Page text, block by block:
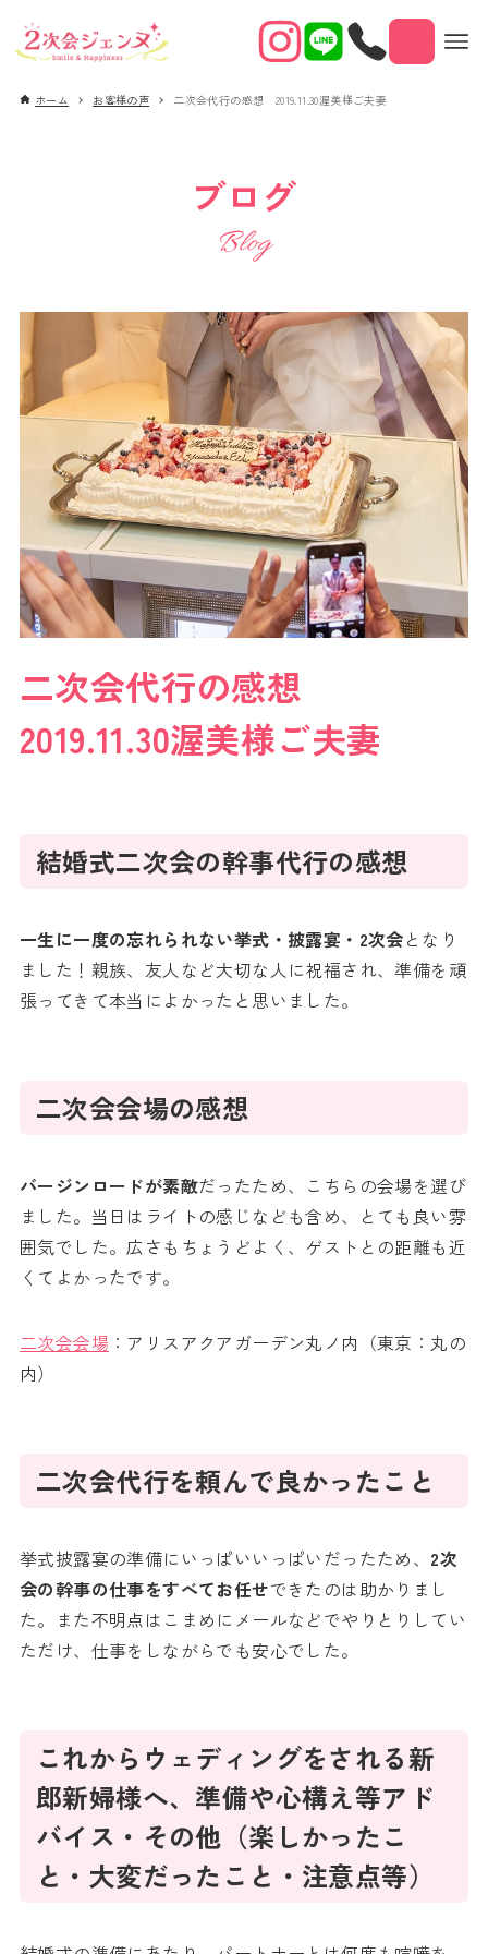
ホーム お客様の声 二次会代行の感想 2019.11.30渥美様ご夫妻
ブログ
Blog
二次会代行の感想
2019.11.30渥美様ご夫妻
結婚式二次会の幹事代行の感想
一生に一度の忘れられない挙式・披露宴・2次会となり
ました！親族、友人など大切な人に祝福され、準備を頑
張ってきて本当によかったと思いました。
二次会会場の感想
バージンロードが素敵だったため、こちらの会場を選び
ました。当日はライトの感じなども含め、とても良い雰
囲気でした。広さもちょうどよく、ゲストとの距離も近
くてよかったです。
二次会会場：アリスアクアガーデン丸ノ内（東京：丸の
内）
二次会代行を頼んで良かったこと
挙式披露宴の準備にいっぱいいっぱいだったため、 2次
会の幹事の仕事をすべてお任せできたのは助かりまし
た。また不明点はこまめにメールなどでやりとりしてい
ただけ、仕事をしながらでも安心でした。
これからウェディングをされる新
郎新婦様へ、準備や心構え等アド
バイス・その他（楽しかったこ
と・大変だったこと・注意点等）